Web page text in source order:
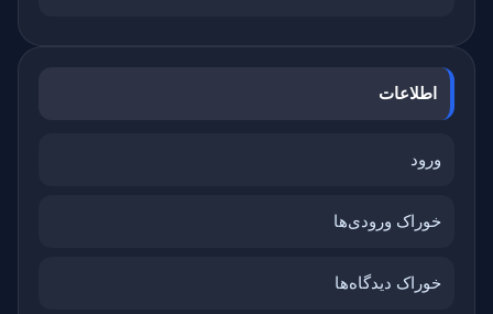
اطلاعات
ورود
خوراک ورودی‌ها
خوراک دیدگاه‌ها